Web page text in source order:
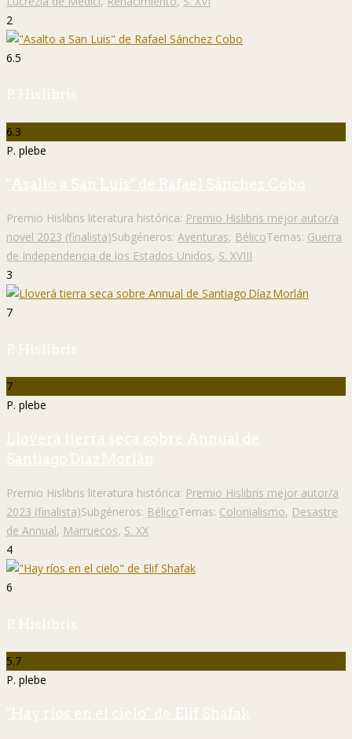
2
6.5
P. Hislibris
6.3
P. plebe
"Asalto a San Luis" de Rafael Sánchez Cobo
Premio Hislibris literatura histórica: Premio Hislibris mejor autor/a
novel 2023 (finalista)Subgéneros: Aventuras, BélicoTemas: Guerra
de Independencia de los Estados Unidos, S. XVIII
3
7
P. Hislibris
7
P. plebe
Lloverá tierra seca sobre Annual de
Santiago Díaz Morlán
Premio Hislibris literatura histórica: Premio Hislibris mejor autor/a
2023 (finalista)Subgéneros: BélicoTemas: Colonialismo, Desastre
de Annual, Marruecos, S. XX
4
6
P. Hislibris
5.7
P. plebe
"Hay ríos en el cielo" de Elif Shafak